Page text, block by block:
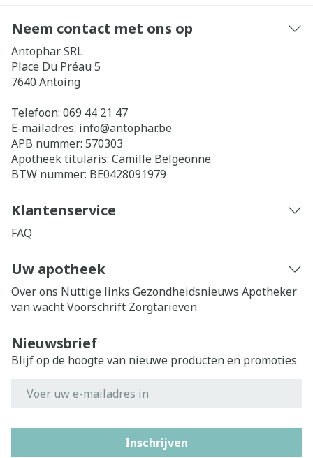
Neem contact met ons op
Antophar SRL
Place Du Préau 5
7640 Antoing
Telefoon: 069 44 21 47
E-mailadres: info@antophar.be
APB nummer: 570303
Apotheek titularis: Camille Belgeonne
BTW nummer: BE0428091979
Klantenservice
FAQ
Uw apotheek
Over ons Nuttige links Gezondheidsnieuws Apotheker
van wachtVoorschrift Zorgtarieven
Nieuwsbrief
Blijf op de hoogte van nieuwe producten en promoties
Inschrijven